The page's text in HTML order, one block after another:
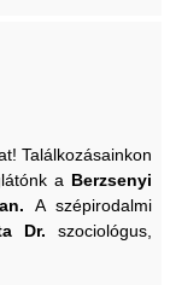
Találkozásainkon
a Berzsenyi
A szépirodalmi
Dr. szociológus,